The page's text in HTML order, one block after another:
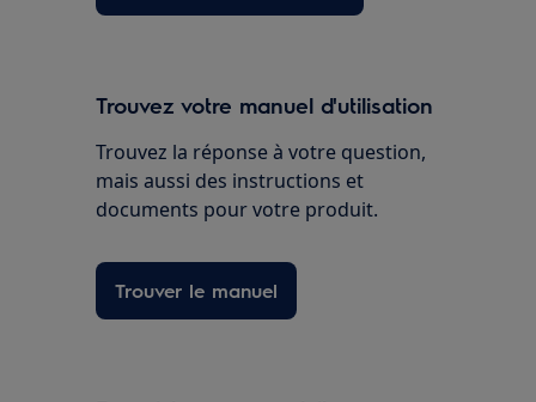
Trouvez votre manuel d'utilisation
Trouvez la réponse à votre question,
mais aussi des instructions et
documents pour votre produit.
Trouver le manuel